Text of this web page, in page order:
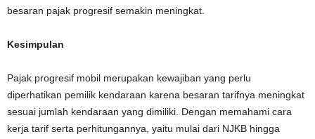
besaran pajak progresif semakin meningkat.
Kesimpulan
Pajak progresif mobil merupakan kewajiban yang perlu
diperhatikan pemilik kendaraan karena besaran tarifnya meningkat
sesuai jumlah kendaraan yang dimiliki. Dengan memahami cara
kerja tarif serta perhitungannya, yaitu mulai dari NJKB hingga